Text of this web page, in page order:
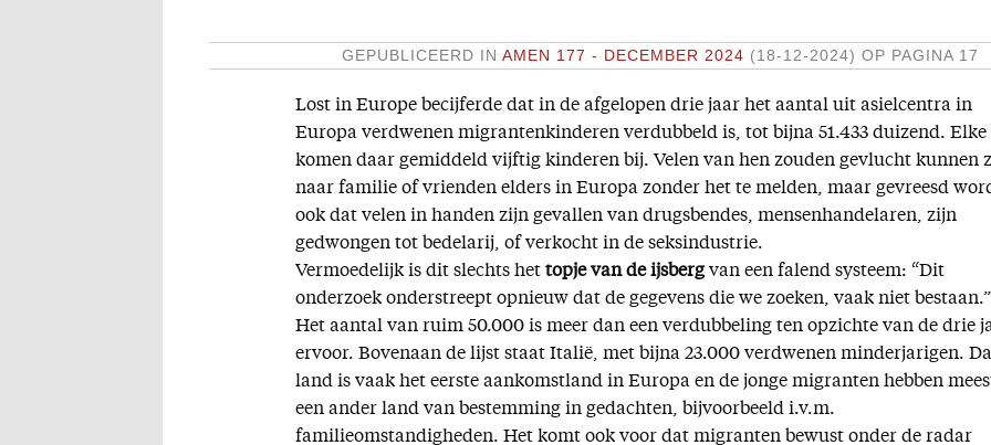
GEPUBLICEERD IN AMEN 177 - DECEMBER 2024 (18-12-2024) OP PAGINA 17
Lost in Europe becijferde dat in de afgelopen drie jaar het aantal uit asielcentra in
Europa verdwenen migrantenkinderen verdubbeld is, tot bijna 51.433 duizend. Elke
komen daar gemiddeld vijftig kinderen bij. Velen van hen zouden gevlucht kunnen
naar familie of vrienden elders in Europa zonder het te melden, maar gevreesd
ook dat velen in handen zijn gevallen van drugsbendes, mensenhandelaren, zijn
gedwongen tot bedelarij, of verkocht in de seksindustrie.
Vermoedelijk is dit slechts het topje van de ijsberg van een falend systeem: “Dit
onderzoek onderstreept opnieuw dat de gegevens die we zoeken, vaak niet bestaan.”
Het aantal van ruim 50.000 is meer dan een verdubbeling ten opzichte van de drie
ervoor. Bovenaan de lijst staat Italië, met bijna 23.000 verdwenen minderjarigen.
land is vaak het eerste aankomstland in Europa en de jonge migranten hebben
een ander land van bestemming in gedachten, bijvoorbeeld i.v.m.
familieomstandigheden. Het komt ook voor dat migranten bewust onder de radar